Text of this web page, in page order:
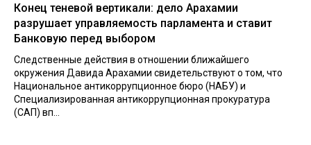
Конец теневой вертикали: дело Арахамии
разрушает управляемость парламента и ставит
Банковую перед выбором
Следственные действия в отношении ближайшего
окружения Давида Арахамии свидетельствуют о том, что
Национальное антикоррупционное бюро (НАБУ) и
Специализированная антикоррупционная прокуратура
(САП) вп...